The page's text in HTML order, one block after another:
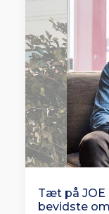
Tæt på JOE
bevidste